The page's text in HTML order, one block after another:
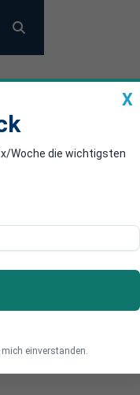
X
Woche die wichtigsten
einverstanden.